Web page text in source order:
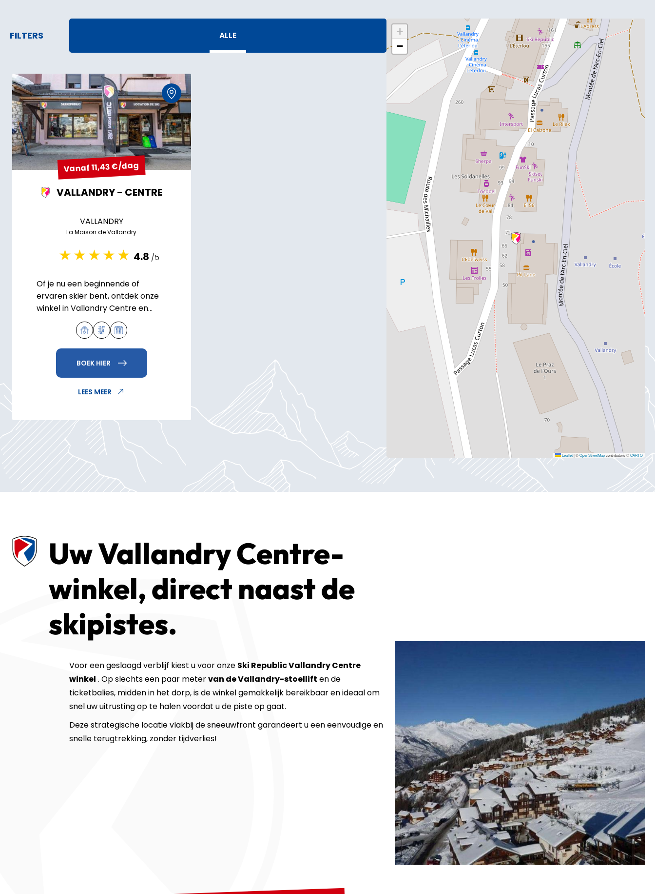
FILTERS ALLE
Vanaf 11,43 €/dag
VALLANDRY - CENTRE
VALLANDRY
La Maison de Vallandry
4.8 /5
Of je nu een beginnende of
ervaren skiër bent, ontdek onze
winkel in Vallandry Centre en
reserveer je ski- of
snowboardverhuur om te
BOEK HIER
LEES MEER
+
−
Leaflet|©OpenStreetMapcontributors ©CARTO
Uw Vallandry Centre-
winkel, direct naast de
skipistes.
Voor een geslaagd verblijf kiest u voor onze Ski Republic Vallandry Centre
winkel . Op slechts een paar metervan de Vallandry-stoellift en de
ticketbalies, midden in het dorp, is de winkel gemakkelijk bereikbaar en ideaal om
snel uw uitrusting op te halen voordat u de piste op gaat.
Deze strategische locatie vlakbij de sneeuwfront garandeert u een eenvoudige en
snelle terugtrekking, zonder tijdverlies!